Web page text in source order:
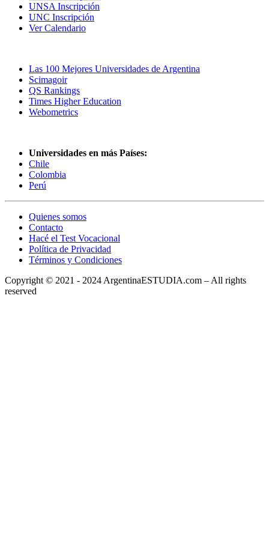
UNSA Inscripción
UNC Inscripción
Ver Calendario
Las 100 Mejores Universidades de Argentina
Scimagoir
QS Rankings
Times Higher Education
Webometrics
Universidades en más Países:
Chile
Colombia
Perú
Quienes somos
Contacto
Hacé el Test Vocacional
Política de Privacidad
Términos y Condiciones
Copyright © 2021 - 2024 ArgentinaESTUDIA.com – All rights
reserved